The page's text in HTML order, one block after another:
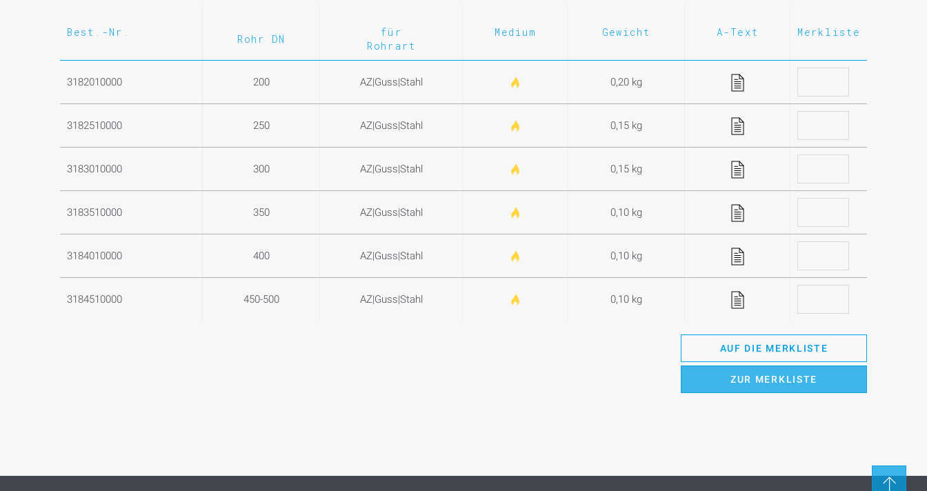
Best.-Nr.
Rohr DN
für
Rohrart
Medium Gewicht A-Text Merkliste
3182010000 200 AZ|Guss|Stahl 0,20 kg
3182510000 250 AZ|Guss|Stahl 0,15 kg
3183010000 300 AZ|Guss|Stahl 0,15 kg
3183510000 350 AZ|Guss|Stahl 0,10 kg
3184010000 400 AZ|Guss|Stahl 0,10 kg
3184510000 450-500 AZ|Guss|Stahl 0,10 kg
AUF DIE MERKLISTE
ZUR MERKLISTE